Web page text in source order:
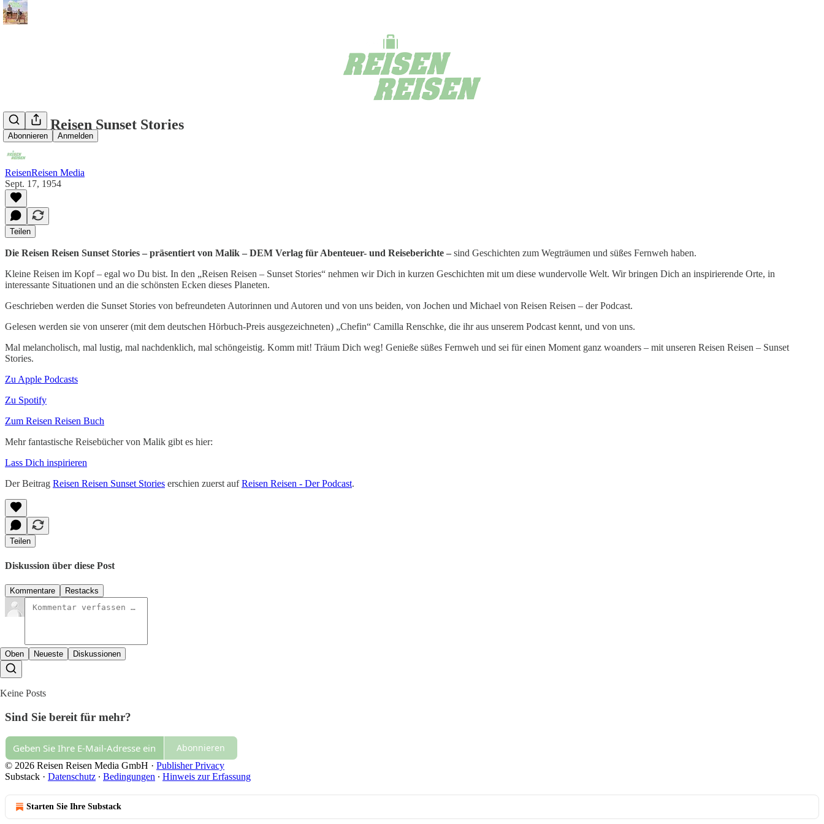
Abonnieren Anmelden
Reisen Reisen Sunset Stories
ReisenReisen Media
Sept. 17, 1954
Teilen
Die Reisen Reisen Sunset Stories – präsentiert von Malik – DEM Verlag für Abenteuer- und Reiseberichte – sind Geschichten zum Wegträumen und süßes Fernweh haben.
Kleine Reisen im Kopf – egal wo Du bist. In den „Reisen Reisen – Sunset Stories“ nehmen wir Dich in kurzen Geschichten mit um diese wundervolle Welt. Wir bringen Dich an inspirierende Orte, in
interessante Situationen und an die schönsten Ecken dieses Planeten.
Geschrieben werden die Sunset Stories von befreundeten Autorinnen und Autoren und von uns beiden, von Jochen und Michael von Reisen Reisen – der Podcast.
Gelesen werden sie von unserer (mit dem deutschen Hörbuch-Preis ausgezeichneten) „Chefin“ Camilla Renschke, die ihr aus unserem Podcast kennt, und von uns.
Mal melancholisch, mal lustig, mal nachdenklich, mal schöngeistig. Komm mit! Träum Dich weg! Genieße süßes Fernweh und sei für einen Moment ganz woanders – mit unseren Reisen Reisen – Sunset
Stories.
Zu Apple Podcasts
Zu Spotify
Zum Reisen Reisen Buch
Mehr fantastische Reisebücher von Malik gibt es hier:
Lass Dich inspirieren
Der Beitrag Reisen Reisen Sunset Stories erschien zuerst aufReisen Reisen - Der Podcast.
Teilen
Diskussion über diese Post
Kommentare Restacks
Oben Neueste Diskussionen
Keine Posts
Sind Sie bereit für mehr?
Abonnieren
© 2026 Reisen Reisen Media GmbH · Publisher Privacy
Substack · Datenschutz ∙ Bedingungen ∙ Hinweis zur Erfassung
Starten Sie Ihre Substack